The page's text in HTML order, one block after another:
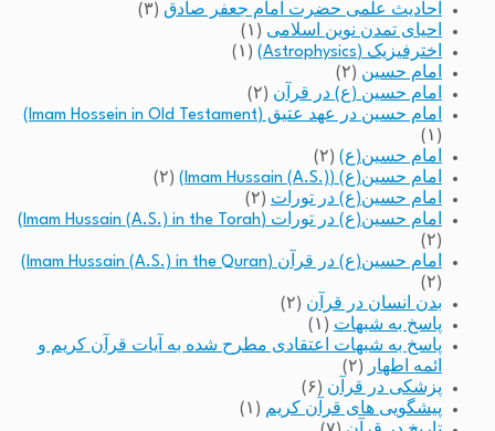
احادیث علمی حضرت امام جعفر صادق (۳)
احیای تمدن نوین اسلامی (۱)
اخترفیزیک (Astrophysics)
(۱)
امام حسین (۲)
امام حسین (ع) در قرآن (۲)
امام حسین در عهد عتیق (Imam Hossein in Old Testament)
(۱)
امام حسین(ع) (۲)
امام حسین(ع) (Imam Hussain (A.S.))
(۲)
امام حسین(ع) در تورات (۲)
امام حسین(ع) در تورات (Imam Hussain (A.S.) in the Torah)
(۲)
امام حسین(ع) در قرآن (Imam Hussain (A.S.) in the Quran)
(۲)
بدن انسان در قرآن (۲)
پاسخ به شبهات (۱)
پاسخ به شبهات اعتقادی مطرح شده به آیات قرآن کریم و
ائمه اطهار
(۲)
پزشکی در قرآن (۶)
پیشگویی های قرآن کریم (۱)